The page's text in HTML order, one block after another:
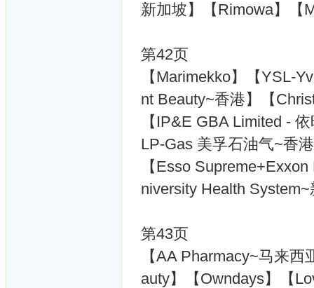
新加坡】【Rimowa】【
第42页
【Marimekko】【YSL-
nt Beauty~香港】【
【IP&E GBA Limited -
LP-Gas 美孚石油气~香
【Esso
niversity Health
第43页
【AA Pharmacy~马来
auty】【Owndays】【